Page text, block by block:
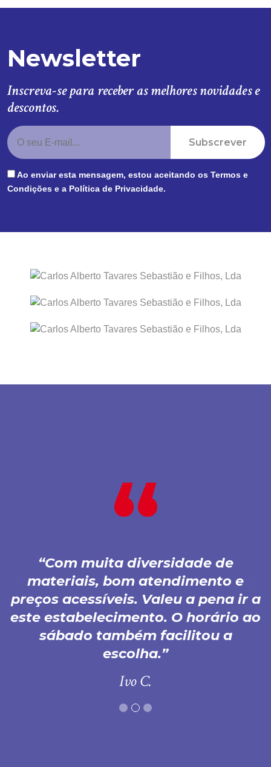
Newsletter
Inscreva-se para receber as melhores novidades e
descontos.
Subscrever
Ao enviar esta mensagem, estou aceitando os Termos e
Condições e a Política de Privacidade.
Com muita diversidade de
materiais, bom atendimento e
preços acessíveis. Valeu a pena ir a
este estabelecimento. O horário ao
sábado também facilitou a
escolha.
Ivo C.